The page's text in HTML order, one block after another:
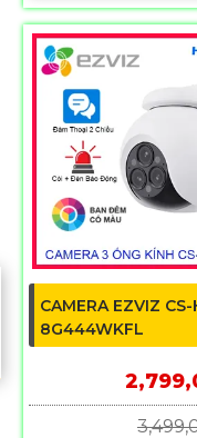
CAMERA EZVIZ
8G444WKFL